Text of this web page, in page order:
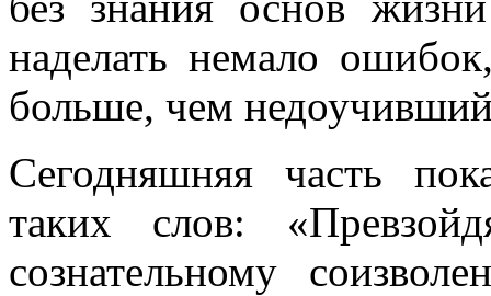
наделать немало
больше, чем
Сегодняшняя часть
таких слов:
сознательному